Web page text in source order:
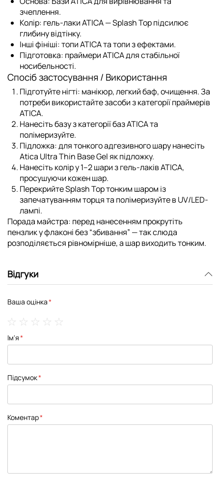
зчеплення.
Колір: гель-лаки ATICA— Splash Top підсилює
глибину відтінку.
Інші фініші:топи ATICAтатопи з ефектами.
Підготовка: праймери ATICAдля стабільної
носибельності.
Спосіб застосування / Використання
Підготуйте нігті: манікюр, легкий баф, очищення. За
потреби використайте засоби зкатегорії праймерів
ATICA.
Нанесіть базу зкатегорії баз ATICAта
полімеризуйте.
Підложка:для тонкого адгезивного шару нанесіть
Atica Ultra Thin Base Gelяк підложку.
Нанесіть колір у 1–2 шари згель-лаків ATICA,
просушуючи кожен шар.
ПерекрийтеSplash Topтонким шаром із
запечатуванням торця та полімеризуйте в UV/LED-
лампі.
Порада майстра: перед нанесенням прокрутіть
пензлик у флаконі без “збивання” — так слюда
розподіляється рівномірніше, а шар виходить тонким.
Відгуки
Ваша оцінка
star
stars
stars
stars
stars
Ім'я
Підсумок
Коментар